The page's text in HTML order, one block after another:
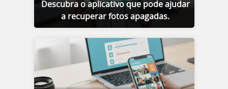
Descubra o aplicativo que pode ajudar
a recuperar fotos apagadas.